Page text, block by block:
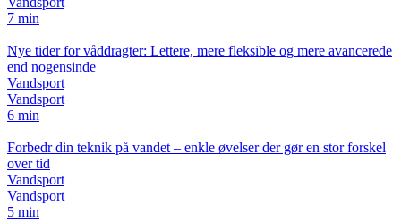
7 min
Nye tider for våddragter: Lettere, mere fleksible og mere avancerede
end nogensinde
Vandsport
Vandsport
6 min
Forbedr din teknik på vandet – enkle øvelser der gør en stor forskel
over tid
Vandsport
Vandsport
5 min